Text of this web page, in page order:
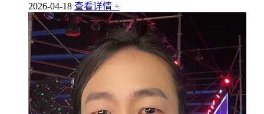
2026-04-18 查看详情 +